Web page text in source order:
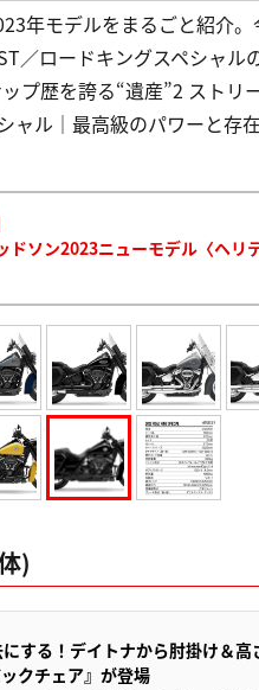
年モデルをまるごと紹介
／ロードキングスペシャル
プ歴を誇る“遺産”2 スト
ャル｜最高級のパワーと存
ドソン2023ニューモデル〈ヘ
)
にする！デイトナから肘掛け＆
クチェア』が登場